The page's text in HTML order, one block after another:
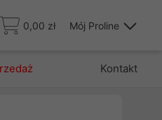
0,00 zł Mój Proline
Kontakt